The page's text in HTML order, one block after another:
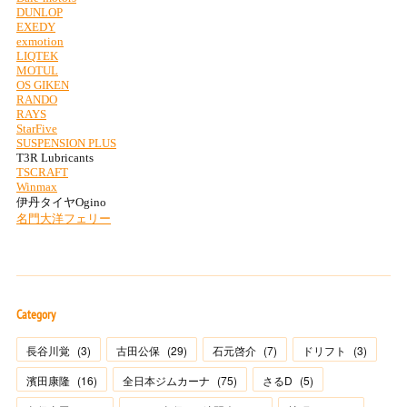
Category
長谷川覚 (3) 古田公保 (29) 石元啓介 (7) ドリフト (3)
濱田康隆 (16) 全日本ジムカーナ (75) さるD (5)